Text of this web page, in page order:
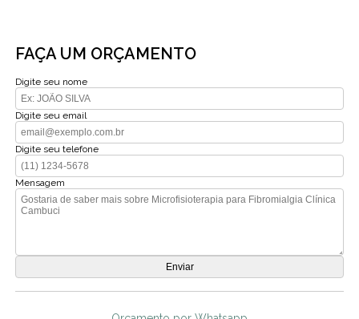
FAÇA UM ORÇAMENTO
Digite seu nome
Digite seu email
Digite seu telefone
Mensagem